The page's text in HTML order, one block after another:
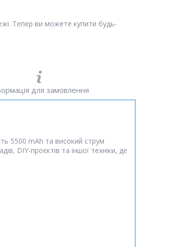
Тепер ви можете купити будь-
для замовлення
5500 mAh та високий струм
DIY-проєктів та іншої техніки, де